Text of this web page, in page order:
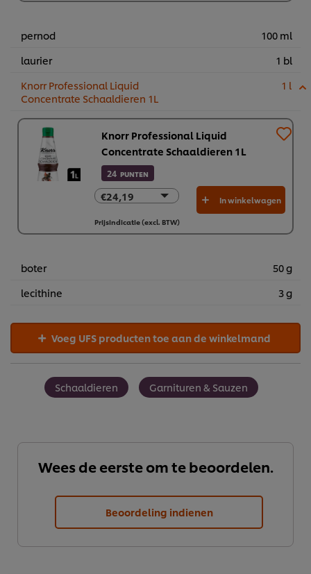
pernod
100 ml
laurier
1 bl
Knorr Professional Liquid
Concentrate Schaaldieren 1L
1 l
Knorr Professional Liquid
Concentrate Schaaldieren 1L
24 PUNTEN
€24,19
€24,19
In winkelwagen
Prijsindicatie (excl. BTW)
boter
50 g
lecithine
3 g
Voeg UFS producten toe aan de winkelmand
Schaaldieren Garnituren & Sauzen
Wees de eerste om te beoordelen.
Beoordeling indienen
We gebruiken cookies en vergelijkbare technieken om
functionaliteiten te voorzien (zoals onthouden wat je in